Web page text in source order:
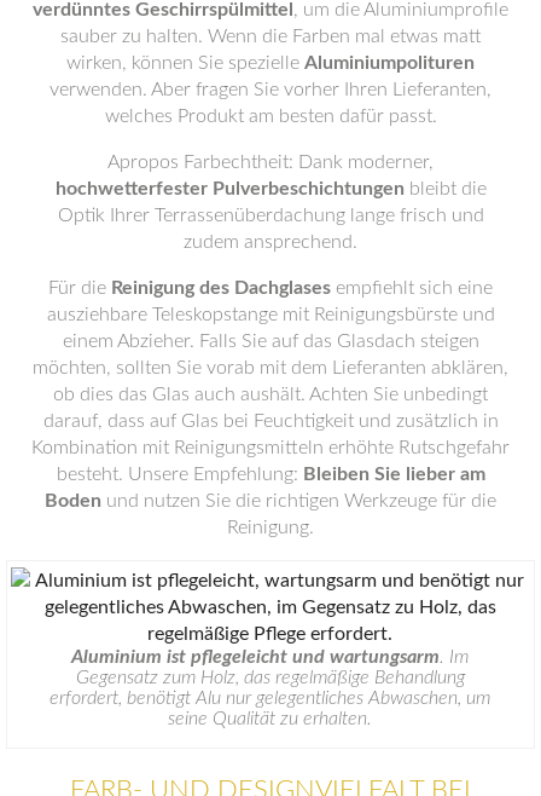
verdünntes Geschirrspülmittel , um die Aluminiumprofile
sauber zu halten. Wenn die Farben mal etwas matt
wirken, können Sie spezielle Aluminiumpolituren
verwenden. Aber fragen Sie vorher Ihren Lieferanten,
welches Produkt am besten dafür passt.
Apropos Farbechtheit: Dank moderner,
hochwetterfester Pulverbeschichtungen bleibt die
Optik Ihrer Terrassenüberdachung lange frisch und
zudem ansprechend.
Für die Reinigung des Dachglases empfiehlt sich eine
ausziehbare Teleskopstange mit Reinigungsbürste und
einem Abzieher. Falls Sie auf das Glasdach steigen
möchten, sollten Sie vorab mit dem Lieferanten abklären,
ob dies das Glas auch aushält. Achten Sie unbedingt
darauf, dass auf Glas bei Feuchtigkeit und zusätzlich in
Kombination mit Reinigungsmitteln erhöhte Rutschgefahr
besteht. Unsere Empfehlung: Bleiben Sie lieber am
Boden und nutzen Sie die richtigen Werkzeuge für die
Reinigung.
Aluminium ist pflegeleicht und wartungsarm. Im
Gegensatz zum Holz, das regelmäßige Behandlung
erfordert, benötigt Alu nur gelegentliches Abwaschen, um
seine Qualität zu erhalten.
FARB- UND DESIGNVIELFALT BEI